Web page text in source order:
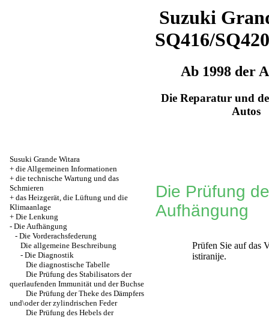
Suzuki
SQ416/
Ab 1998 der
Die Reparatur und
Autos
Susuki Grande Witara
+ die Allgemeinen Informationen
+ die technische Wartung und das
Schmieren
+ das Heizgerät, die Lüftung und die
Klimaanlage
+ Die Lenkung
- Die Aufhängung
- Die Vorderachsfederung
Die allgemeine Beschreibung
- Die Diagnostik
Die diagnostische Tabelle
Die Prüfung des Stabilisators der
querlaufenden Immunität und der Buchse
Die Prüfung der Theke des Dämpfers
und\oder der zylindrischen Feder
Die Prüfung des Hebels der
Die Prüfung
Aufhängung
Prüfen Sie auf das
istiranije.